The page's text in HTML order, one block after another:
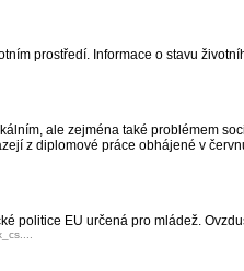
prostředí. Informace o stavu
ale zejména také problémem
z diplomové práce obhájené v
politice EU určená pro mládež.